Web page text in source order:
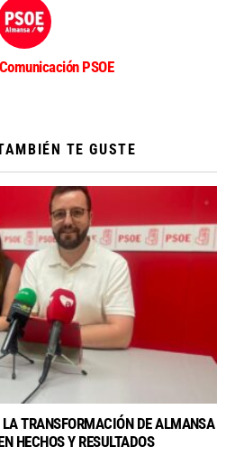
Comunicación PSOE
TE GUSTE
TRANSFORMACIÓN DE ALMANSA
HECHOS Y RESULTADOS